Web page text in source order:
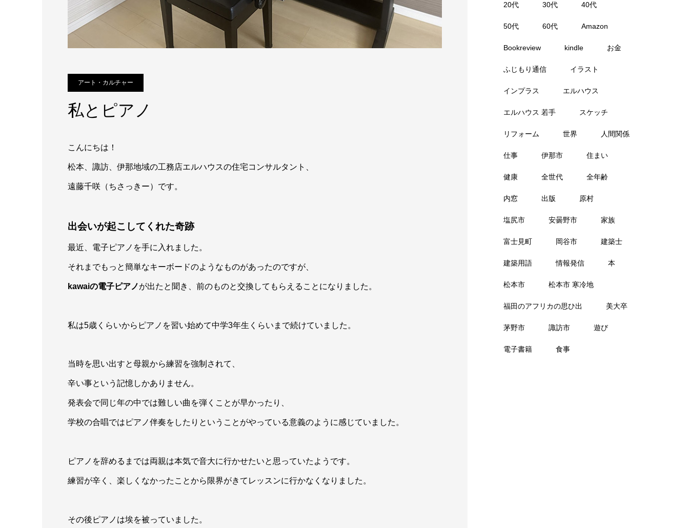
アート・カルチャー
私とピアノ
こんにちは！
松本、諏訪、伊那地域の工務店エルハウスの住宅コンサルタント、
遠藤千咲（ちさっきー）です。
出会いが起こしてくれた奇跡
最近、電子ピアノを手に入れました。
それまでもっと簡単なキーボードのようなものがあったのですが、
kawaiの電子ピアノが出たと聞き、前のものと交換してもらえることになりました。
私は5歳くらいからピアノを習い始めて中学3年生くらいまで続けていました。
当時を思い出すと母親から練習を強制されて、
辛い事という記憶しかありません。
発表会で同じ年の中では難しい曲を弾くことが早かったり、
学校の合唱ではピアノ伴奏をしたりということがやっている意義のように感じていました。
ピアノを辞めるまでは両親は本気で音大に行かせたいと思っていたようです。
練習が辛く、楽しくなかったことから限界がきてレッスンに行かなくなりました。
その後ピアノは埃を被っていました。
20代 30代 40代
50代 60代 Amazon
Bookreview kindle お金
ふじもり通信 イラスト
インプラス エルハウス
エルハウス 若手 スケッチ
リフォーム 世界 人間関係
仕事 伊那市 住まい
健康 全世代 全年齢
内窓 出版 原村
塩尻市 安曇野市 家族
富士見町 岡谷市 建築士
建築用語 情報発信 本
松本市 松本市 寒冷地
福田のアフリカの思ひ出 美大卒
茅野市 諏訪市 遊び
電子書籍 食事